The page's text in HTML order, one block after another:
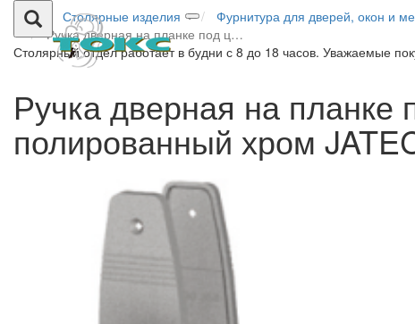
Столярные изделия Фурнитура для дверей, окон и
Ручка дверная на планке под ц…
Столярный отдел работает в будни с 8 до 18 часов. Уважаемые
Ручка дверная на
полированный хром